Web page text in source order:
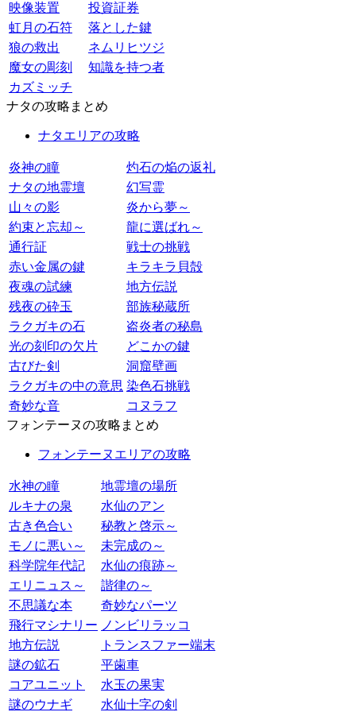
映像装置
投資証券
虹月の石符
落とした鍵
狼の救出
ネムリヒツジ
魔女の彫刻
知識を持つ者
カズミッチ
ナタの攻略まとめ
ナタエリアの攻略
炎神の瞳
灼石の焔の返礼
ナタの地霊壇
幻写霊
山々の影
炎から夢～
約束と忘却～
龍に選ばれ～
通行証
戦士の挑戦
赤い金属の鍵
キラキラ貝殻
夜魂の試練
地方伝説
残夜の砕玉
部族秘蔵所
ラクガキの石
盗炎者の秘島
光の刻印の欠片
どこかの鍵
古びた剣
洞窟壁画
ラクガキの中の意思 染色石挑戦
奇妙な音
コヌラフ
フォンテーヌの攻略まとめ
フォンテーヌエリアの攻略
水神の瞳
地霊壇の場所
ルキナの泉
水仙のアン
古き色合い
秘教と啓示～
モノに悪い～
未完成の～
科学院年代記
水仙の痕跡～
エリニュス～
諧律の～
不思議な本
奇妙なパーツ
飛行マシナリー ノンビリラッコ
地方伝説
トランスファー端末
謎の鉱石
平歯車
コアユニット
水玉の果実
謎のウナギ
水仙十字の剣